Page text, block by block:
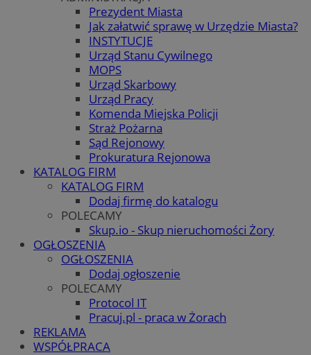
Prezydent Miasta
Jak załatwić sprawę w Urzędzie Miasta?
INSTYTUCJE
Urząd Stanu Cywilnego
MOPS
Urząd Skarbowy
Urząd Pracy
Komenda Miejska Policji
Straż Pożarna
Sąd Rejonowy
Prokuratura Rejonowa
KATALOG FIRM
KATALOG FIRM
Dodaj firmę do katalogu
POLECAMY
Skup.io - Skup nieruchomości Żory
OGŁOSZENIA
OGŁOSZENIA
Dodaj ogłoszenie
POLECAMY
Protocol IT
Pracuj.pl - praca w Żorach
REKLAMA
WSPÓŁPRACA